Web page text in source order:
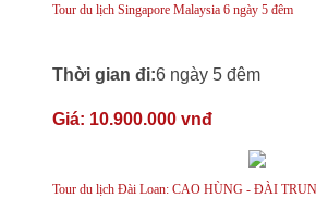
Tour du lịch Singapore Malaysia 6 ngày 5 đêm
Thời gian đi:6 ngày 5 đêm
Giá: 10.900.000 vnđ
Tour du lịch Đài Loan: CAO HÙNG - ĐÀI